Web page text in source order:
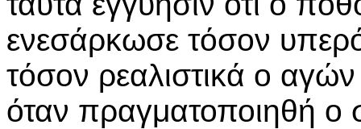
ενεσάρκωσε τόσον
τόσον ρεαλιστικά ο
όταν πραγματοποιηθή